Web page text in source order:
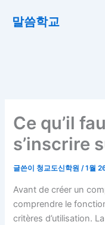
말씀학교
Ce qu’il
s’inscrire
글쓴이청교도신학원/1월
Avant de créer un
comprendre le
critères d’utilisation.